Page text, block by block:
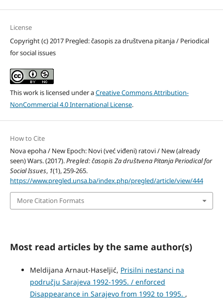
License
Copyright (c) 2017 Pregled: časopis za društvena pitanja / Periodical
for social issues
This work is licensed under aCreative Commons Attribution-
NonCommercial 4.0 International License.
How to Cite
Nova epoha / New Epoch: Novi (već viđeni) ratovi / New (already
seen) Wars. (2017).Pregled: časopis Za društvena Pitanja Periodical for
Social Issues, 1(1), 259-265.
https://www.pregled.unsa.ba/index.php/pregled/article/view/444
More Citation Formats
Most read articles by the same author(s)
Meldijana Arnaut-Haseljić, Prisilni nestanci na
području Sarajeva 1992-1995. / enforced
Disappearance in Sarajevo from 1992 to 1995. ,